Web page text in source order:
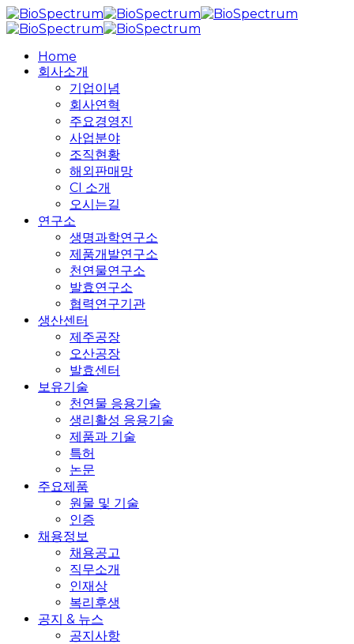
Skip
to
content
search
MenuHome
회사소개
기업이념
회사연혁
주요경영진
사업분야
조직현황
해외판매망
CI 소개
오시는길
연구소
생명과학연구소
제품개발연구소
천연물연구소
발효연구소
협력연구기관
생산센터
제주공장
오산공장
발효센터
보유기술
천연물 응용기술
생리활성 응용기술
제품과 기술
특허
논문
주요제품
원물 및 기술
인증
채용정보
채용공고
직무소개
인재상
복리후생
공지 & 뉴스
공지사항